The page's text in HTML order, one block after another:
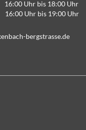
bis 18:00 Uhr
Uhr bis 19:00 Uhr
nb ch-b rgstr ss d